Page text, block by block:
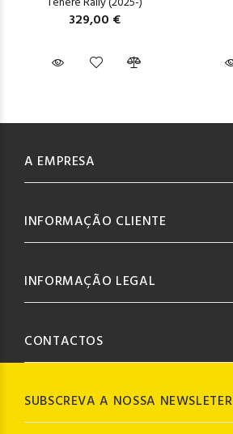
329,00 €
SUBSCREVA A NOSSA NEWSLETER
A EMPRESA
INFORMAÇÃO CLIENTE
INFORMAÇÃO LEGAL
CONTACTOS